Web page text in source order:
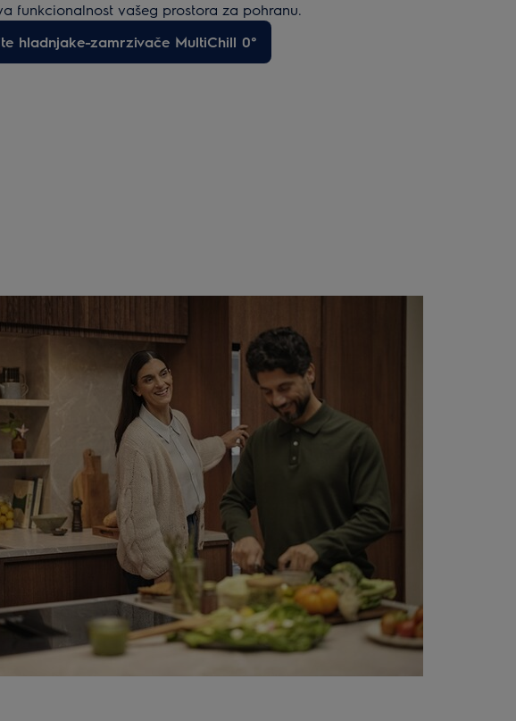
funkcionalnost vašeg prostora za pohranu.
hladnjake-zamrzivače MultiChill 0°